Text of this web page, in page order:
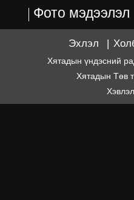
Фото мэдээлэл
Эхлэл
Хятадын үндэсний
Хятадын Төв